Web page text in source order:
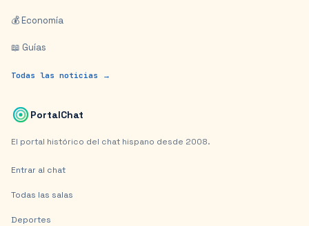
💰 Economía
📖 Guías
Todas las noticias →
PortalChat
El portal histórico del chat hispano desde 2008.
Entrar al chat
Todas las salas
Deportes